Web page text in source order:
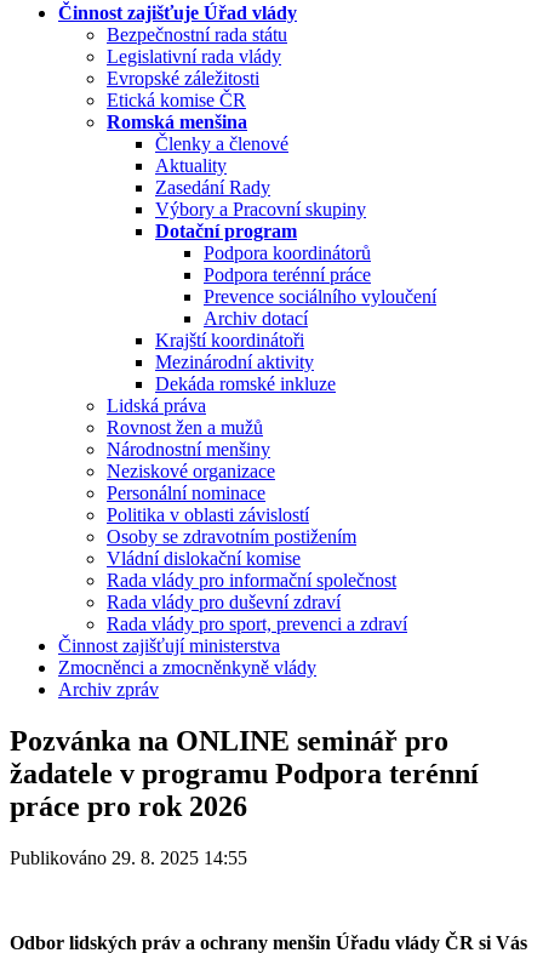
Činnost zajišťuje Úřad vlády
Bezpečnostní rada státu
Legislativní rada vlády
Evropské záležitosti
Etická komise ČR
Romská menšina
Členky a členové
Aktuality
Zasedání Rady
Výbory a Pracovní skupiny
Dotační program
Podpora koordinátorů
Podpora terénní práce
Prevence sociálního vyloučení
Archiv dotací
Krajští koordinátoři
Mezinárodní aktivity
Dekáda romské inkluze
Lidská práva
Rovnost žen a mužů
Národnostní menšiny
Neziskové organizace
Personální nominace
Politika v oblasti závislostí
Osoby se zdravotním postižením
Vládní dislokační komise
Rada vlády pro informační společnost
Rada vlády pro duševní zdraví
Rada vlády pro sport, prevenci a zdraví
Činnost zajišťují ministerstva
Zmocněnci a zmocněnkyně vlády
Archiv zpráv
Pozvánka na ONLINE seminář pro
žadatele v programu Podpora terénní
práce pro rok 2026
Publikováno 29. 8. 2025 14:55
Odbor lidských práv a ochrany menšin Úřadu vlády ČR si Vás